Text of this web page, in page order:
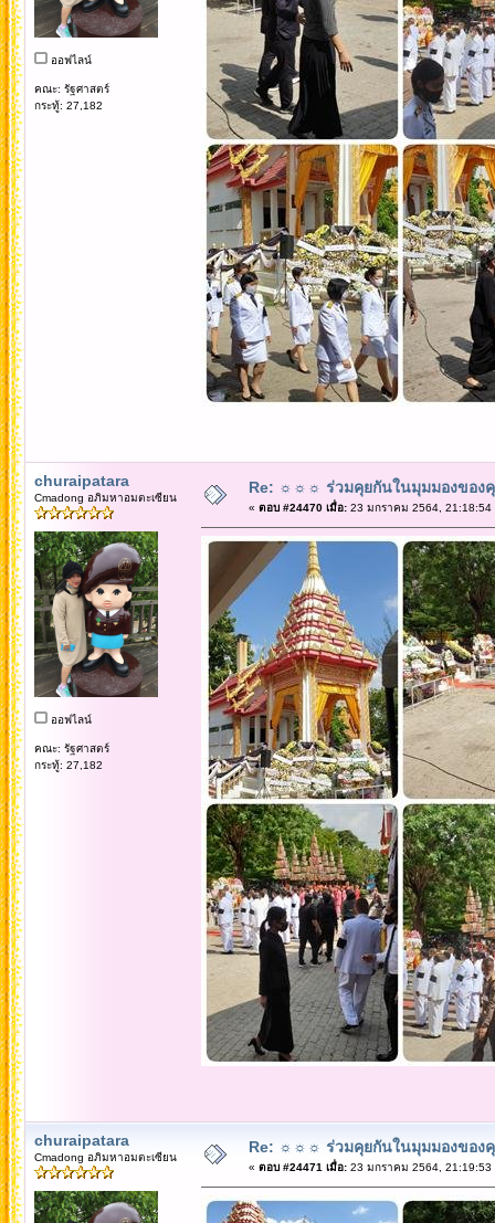
ออฟไลน์
คณะ: รัฐศาสตร์
กระทู้: 27,182
churaipatara
Cmadong อภิมหาอมตะเซียน
ออฟไลน์
คณะ: รัฐศาสตร์
กระทู้: 27,182
Re: ☼☼☼ ร่วมคุยกันในมุมมองของ
« ตอบ #24470 เมื่อ:23 มกราคม 2564, 21:18:54
churaipatara
Cmadong อภิมหาอมตะเซียน
Re: ☼☼☼ ร่วมคุยกันในมุมมองของ
« ตอบ #24471 เมื่อ:23 มกราคม 2564, 21:19:53